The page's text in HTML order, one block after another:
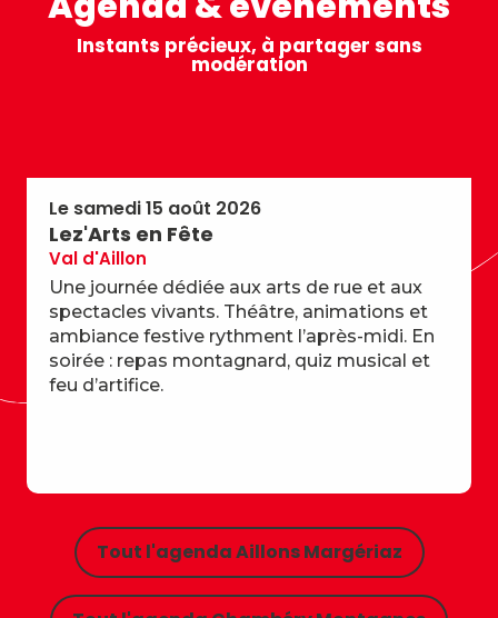
Instants précieux, à partager sans
modération
Le samedi 15 août 2026
Lez'Arts en Fête
Val d'Aillon
Une journée dédiée aux arts de rue et aux
spectacles vivants. Théâtre, animations et
ambiance festive rythment l’après-midi. En
soirée : repas montagnard, quiz musical et
feu d’artifice.
Tout l'agenda Aillons Margériaz